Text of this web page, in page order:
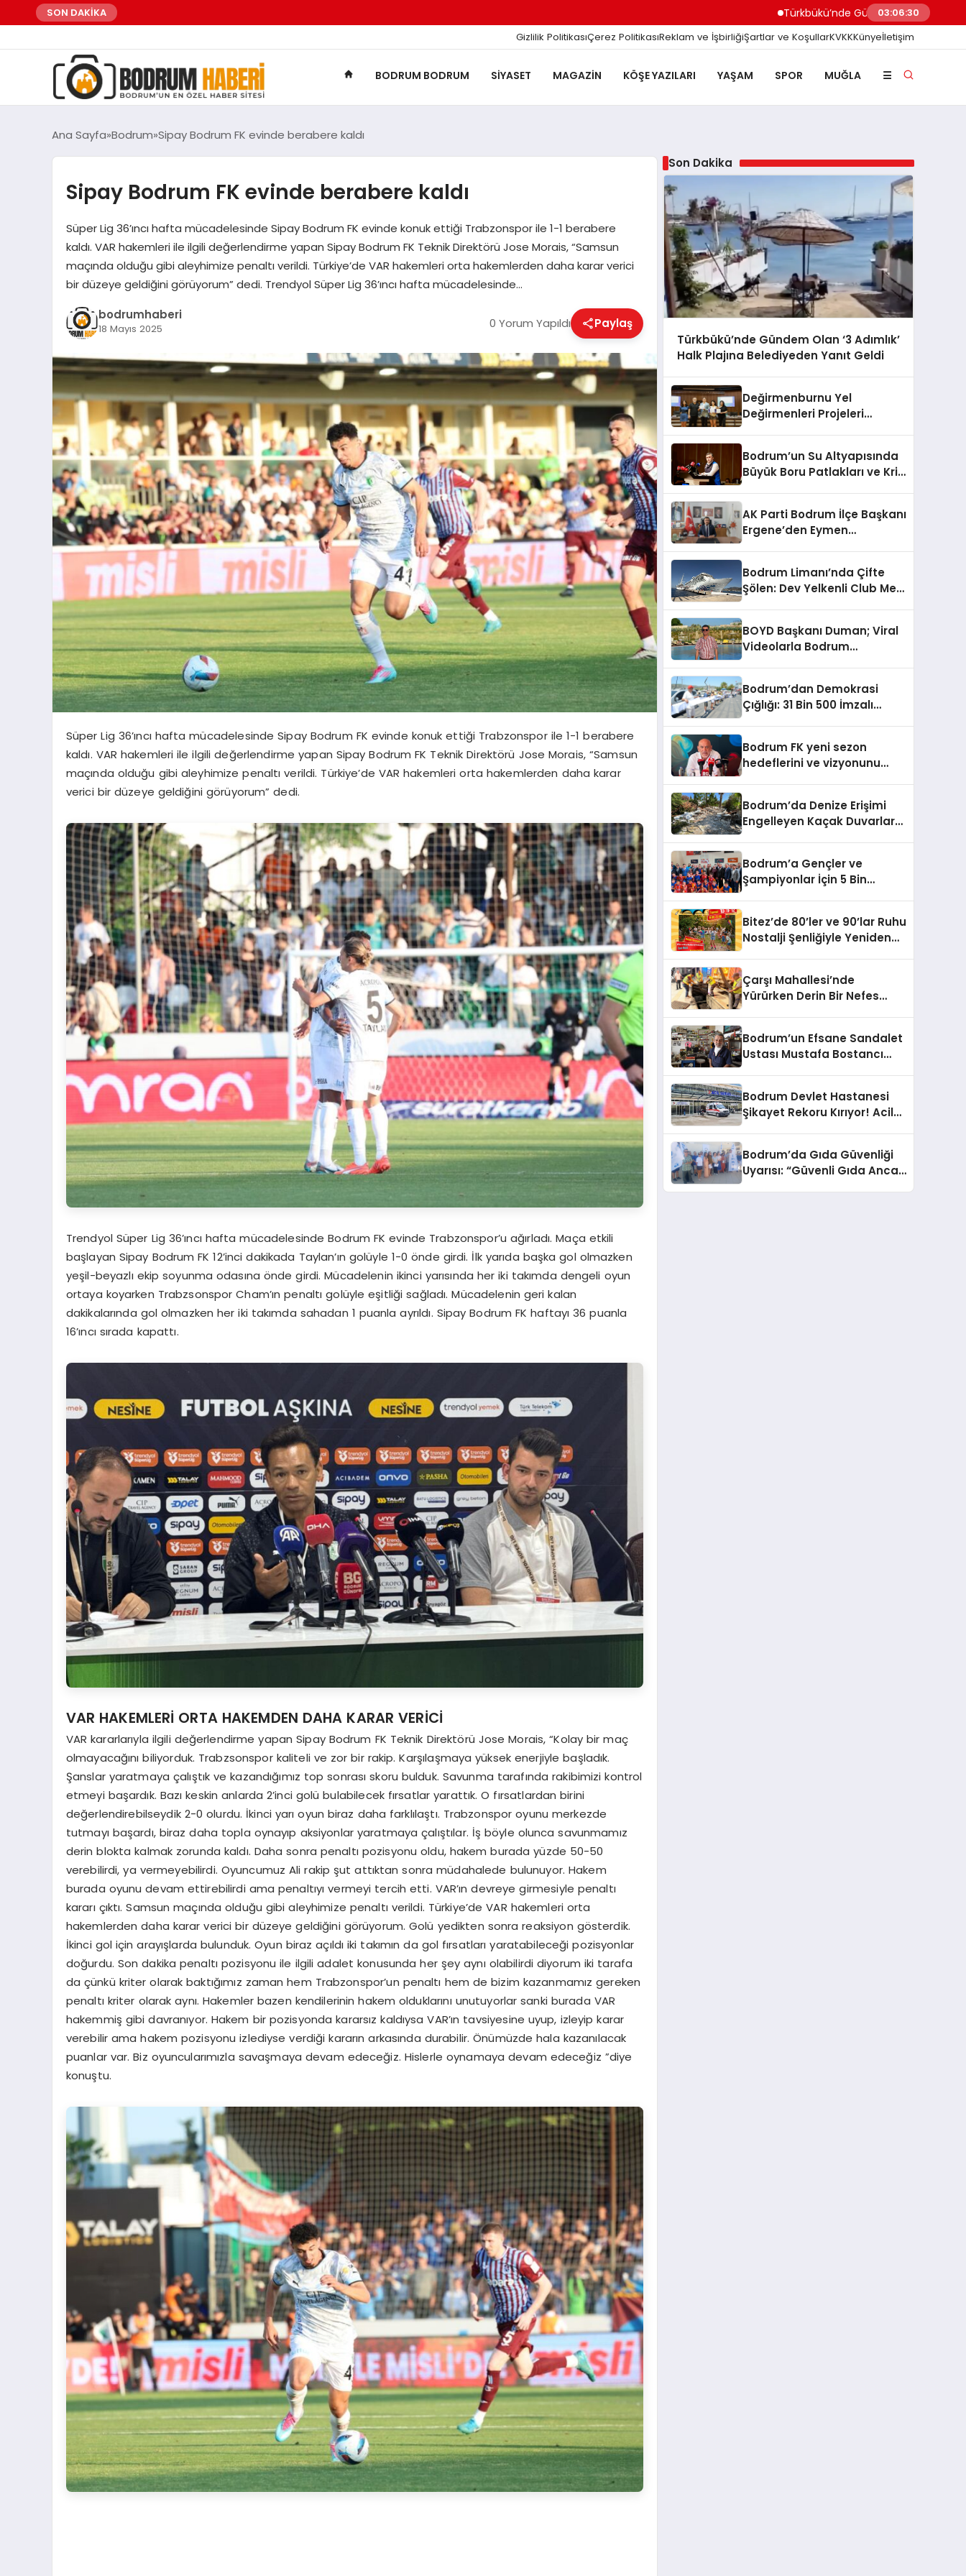
SON DAKİKA Türkbükü’nde Gündem Olan ‘3 Adımlık’ Halk
03:06:31
Gizlilik PolitikasıÇerez PolitikasıReklam ve İşbirliğiŞartlar ve KoşullarKVKKKünyeİletişim
BODRUM BODRUM SIYASET MAGAZIN KÖŞE YAZILARI YAŞAM SPOR MUĞLA ☰
Ana Sayfa Bodrum Sipay Bodrum FK evinde berabere kaldı
Sipay Bodrum FK evinde berabere kaldı
Süper Lig 36’ıncı hafta mücadelesinde Sipay Bodrum FK evinde konuk ettiği Trabzonspor ile 1-1 berabere
kaldı. VAR hakemleri ile ilgili değerlendirme yapan Sipay Bodrum FK Teknik Direktörü Jose Morais, “Samsun
maçında olduğu gibi aleyhimize penaltı verildi. Türkiye’de VAR hakemleri orta hakemlerden daha karar verici
bir düzeye geldiğini görüyorum” dedi. Trendyol Süper Lig 36’ıncı hafta mücadelesinde…
bodrumhaberi
18 Mayıs 2025 0 Yorum Yapıldı Paylaş
Süper Lig 36’ıncı hafta mücadelesinde Sipay Bodrum FK evinde konuk ettiği Trabzonspor ile 1-1 berabere
kaldı. VAR hakemleri ile ilgili değerlendirme yapan Sipay Bodrum FK Teknik Direktörü Jose Morais, “Samsun
maçında olduğu gibi aleyhimize penaltı verildi. Türkiye’de VAR hakemleri orta hakemlerden daha karar
verici bir düzeye geldiğini görüyorum” dedi.
Trendyol Süper Lig 36’ıncı hafta mücadelesinde Bodrum FK evinde Trabzonspor’u ağırladı. Maça etkili
başlayan Sipay Bodrum FK 12’inci dakikada Taylan’ın golüyle 1-0 önde girdi. İlk yarıda başka gol olmazken
yeşil-beyazlı ekip soyunma odasına önde girdi. Mücadelenin ikinci yarısında her iki takımda dengeli oyun
ortaya koyarken Trabzsonspor Cham’ın penaltı golüyle eşitliği sağladı. Mücadelenin geri kalan
dakikalarında gol olmazken her iki takımda sahadan 1 puanla ayrıldı. Sipay Bodrum FK haftayı 36 puanla
16’ıncı sırada kapattı.
VAR HAKEMLERİ ORTA HAKEMDEN DAHA KARAR VERİCİ
VAR kararlarıyla ilgili değerlendirme yapan Sipay Bodrum FK Teknik Direktörü Jose Morais, “Kolay bir maç
olmayacağını biliyorduk. Trabzsonspor kaliteli ve zor bir rakip. Karşılaşmaya yüksek enerjiyle başladık.
Şanslar yaratmaya çalıştık ve kazandığımız top sonrası skoru bulduk. Savunma tarafında rakibimizi kontrol
etmeyi başardık. Bazı keskin anlarda 2’inci golü bulabilecek fırsatlar yarattık. O fırsatlardan birini
değerlendirebilseydik 2-0 olurdu. İkinci yarı oyun biraz daha farklılaştı. Trabzonspor oyunu merkezde
tutmayı başardı, biraz daha topla oynayıp aksiyonlar yaratmaya çalıştılar. İş böyle olunca savunmamız
derin blokta kalmak zorunda kaldı. Daha sonra penaltı pozisyonu oldu, hakem burada yüzde 50-50
verebilirdi, ya vermeyebilirdi. Oyuncumuz Ali rakip şut attıktan sonra müdahalede bulunuyor. Hakem
burada oyunu devam ettirebilirdi ama penaltıyı vermeyi tercih etti. VAR’ın devreye girmesiyle penaltı
kararı çıktı. Samsun maçında olduğu gibi aleyhimize penaltı verildi. Türkiye’de VAR hakemleri orta
hakemlerden daha karar verici bir düzeye geldiğini görüyorum. Golü yedikten sonra reaksiyon gösterdik.
İkinci gol için arayışlarda bulunduk. Oyun biraz açıldı iki takımın da gol fırsatları yaratabileceği pozisyonlar
doğurdu. Son dakika penaltı pozisyonu ile ilgili adalet konusunda her şey aynı olabilirdi diyorum iki tarafa
da çünkü kriter olarak baktığımız zaman hem Trabzonspor’un penaltı hem de bizim kazanmamız gereken
penaltı kriter olarak aynı. Hakemler bazen kendilerinin hakem olduklarını unutuyorlar sanki burada VAR
hakemmiş gibi davranıyor. Hakem bir pozisyonda kararsız kaldıysa VAR’ın tavsiyesine uyup, izleyip karar
verebilir ama hakem pozisyonu izlediyse verdiği kararın arkasında durabilir. Önümüzde hala kazanılacak
puanlar var. Biz oyuncularımızla savaşmaya devam edeceğiz. Hislerle oynamaya devam edeceğiz ”diye
konuştu.
Son Dakika
Türkbükü’nde Gündem Olan ‘3 Adımlık’
Halk Plajına Belediyeden Yanıt Geldi
Değirmenburnu Yel
Değirmenleri Projeleri
Bodrum’un Su Altyapısında
Büyük Boru Patlakları ve Kriz
AK Parti Bodrum İlçe Başkanı
Ergene’den Eymen
Malzeme Yapılmasını
Kınıyorum”
Bodrum Limanı’nda Çifte
Şölen: Dev Yelkenli Club Med
BOYD Başkanı Duman; Viral
Videolarla Bodrum
Bodrum’dan Demokrasi
Çığlığı: 31 Bin 500 İmzalı
Bodrum FK yeni sezon
hedeflerini ve vizyonunu
Bodrum’da Denize Erişimi
Engelleyen Kaçak Duvarlar
Bodrum’a Gençler ve
Şampiyonlar İçin 5 Bin
Bitez’de 80’ler ve 90’lar Ruhu
Nostalji Şenliğiyle Yeniden
Çarşı Mahallesi’nde
Yürürken Derin Bir Nefes
Bodrum’un Efsane Sandalet
Ustası Mustafa Bostancı
Bodrum Devlet Hastanesi
Şikayet Rekoru Kırıyor! Acil
Bodrum’da Gıda Güvenliği
Uyarısı: “Güvenli Gıda Ancak